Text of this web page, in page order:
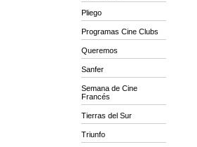
Pliego
Programas Cine Clubs
Queremos
Sanfer
Semana de Cine
Francés
Tierras del Sur
Triunfo